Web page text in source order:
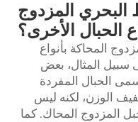
البحري المزدوج
الحبال الأخرى؟
المحاكة بأنواع
سبيل المثال، بعض
الحبال المفردة
الوزن، لكنه ليس
المزدوج المحاك. كما